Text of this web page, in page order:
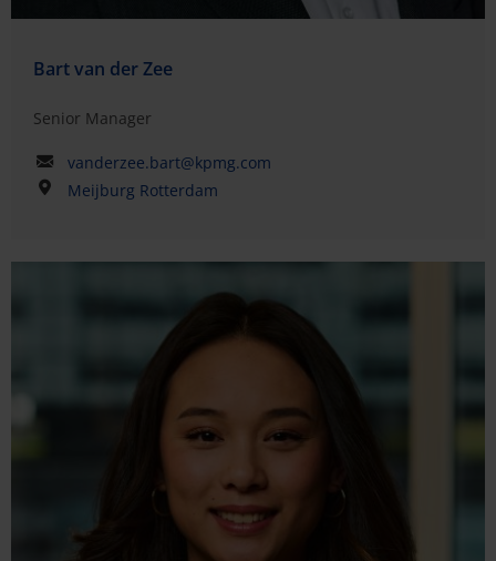
Bart van der Zee
Senior Manager
vanderzee.bart@kpmg.com
Meijburg Rotterdam